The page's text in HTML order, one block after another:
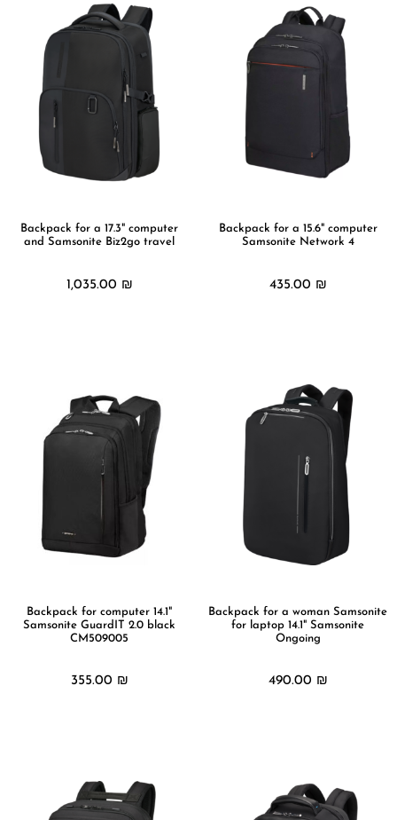
Backpack for a 15.6" computer
Samsonite Network 4
435.00 ₪
Backpack for a 17.3" computer
and Samsonite Biz2go travel
1,035.00 ₪
Backpack for a woman Samsonite
for laptop 14.1" Samsonite
Ongoing
490.00 ₪
Backpack for computer 14.1"
Samsonite GuardIT 2.0 black
CM509005
355.00 ₪